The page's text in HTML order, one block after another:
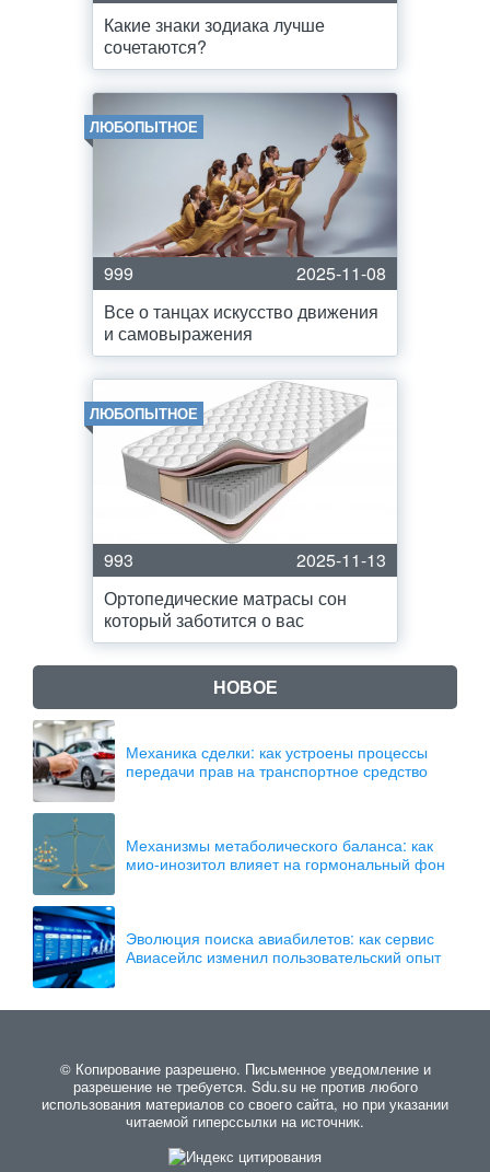
Какие знаки зодиака лучше
сочетаются?
ЛЮБОПЫТНОЕ
999
2025-11-08
Все о танцах искусство движения
и самовыражения
ЛЮБОПЫТНОЕ
993
2025-11-13
Ортопедические матрасы сон
который заботится о вас
НОВОЕ
Механика сделки: как устроены процессы
передачи прав на транспортное средство
Механизмы метаболического баланса: как
мио-инозитол влияет на гормональный фон
Эволюция поиска авиабилетов: как сервис
Авиасейлс изменил пользовательский опыт
© Копирование разрешено. Письменное уведомление и
разрешение не требуется. Sdu.su не против любого
использования материалов со своего сайта, но при указании
читаемой гиперссылки на источник.